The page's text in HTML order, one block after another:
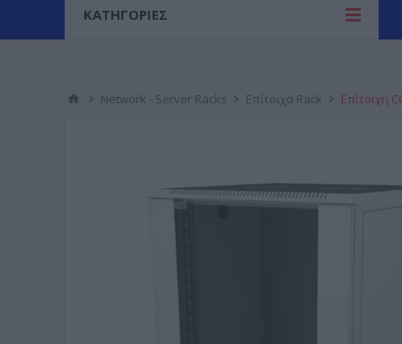
ΚΑΤΗΓΟΡΙΕΣ
Network - Server Racks Επίτοιχα Rack Επίτοιχη